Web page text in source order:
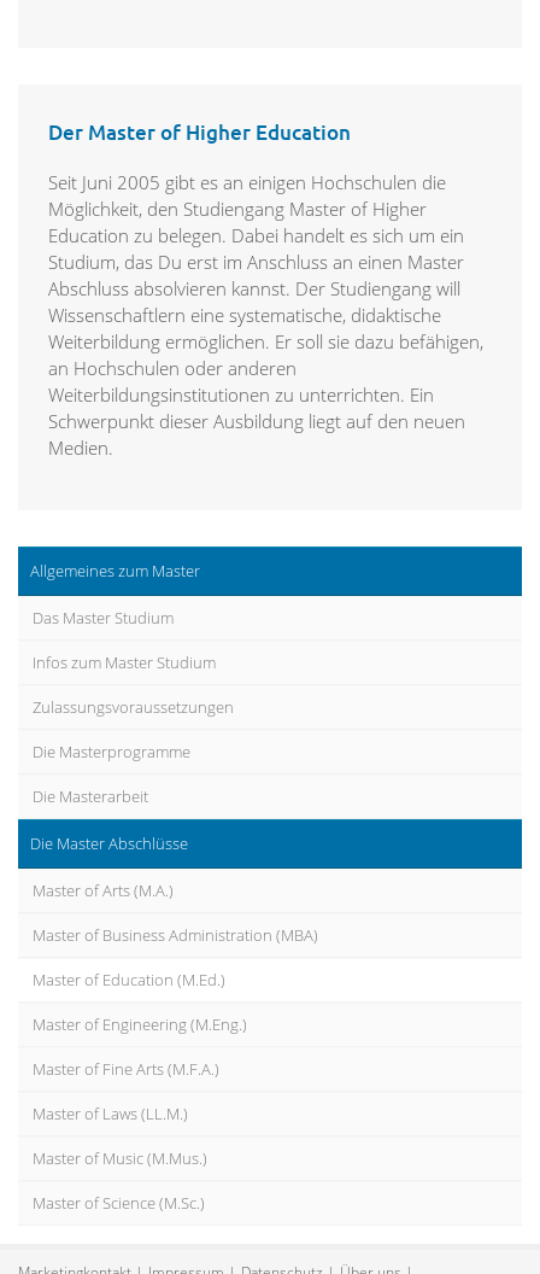
Der Master of Higher Education
Seit Juni 2005 gibt es an einigen Hochschulen die
Möglichkeit, den Studiengang Master of Higher
Education zu belegen. Dabei handelt es sich um ein
Studium, das Du erst im Anschluss an einen Master
Abschluss absolvieren kannst. Der Studiengang will
Wissenschaftlern eine systematische, didaktische
Weiterbildung ermöglichen. Er soll sie dazu befähigen,
an Hochschulen oder anderen
Weiterbildungsinstitutionen zu unterrichten. Ein
Schwerpunkt dieser Ausbildung liegt auf den neuen
Medien.
Allgemeines zum Master
Das Master Studium
Infos zum Master Studium
Zulassungsvoraussetzungen
Die Masterprogramme
Die Masterarbeit
Die Master Abschlüsse
Master of Arts (M.A.)
Master of Business Administration (MBA)
Master of Education (M.Ed.)
Master of Engineering (M.Eng.)
Master of Fine Arts (M.F.A.)
Master of Laws (LL.M.)
Master of Music (M.Mus.)
Master of Science (M.Sc.)